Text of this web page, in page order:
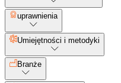
uprawnienia
Umiejętności i metodyki
Branże